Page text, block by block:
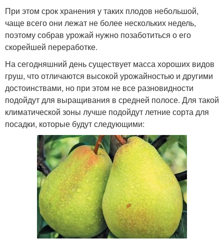
При этом срок хранения у таких плодов небольшой,
чаще всего они лежат не более нескольких недель,
поэтому собрав урожай нужно позаботиться о его
скорейшей переработке.
На сегодняшний день существует масса хороших видов
груш, что отличаются высокой урожайностью и другими
достоинствами, но при этом не все разновидности
подойдут для выращивания в средней полосе. Для такой
климатической зоны лучше подойдут летние сорта для
посадки, которые будут следующими: